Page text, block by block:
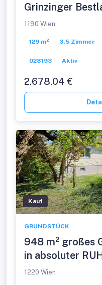
Grinzinger
1190 Wien
129 m² 3,5 Zimmer
028193 Aktiv
2.678,04 €
Kauf
GRUNDSTÜCK
948 m² großes
in absoluter
1220 Wien